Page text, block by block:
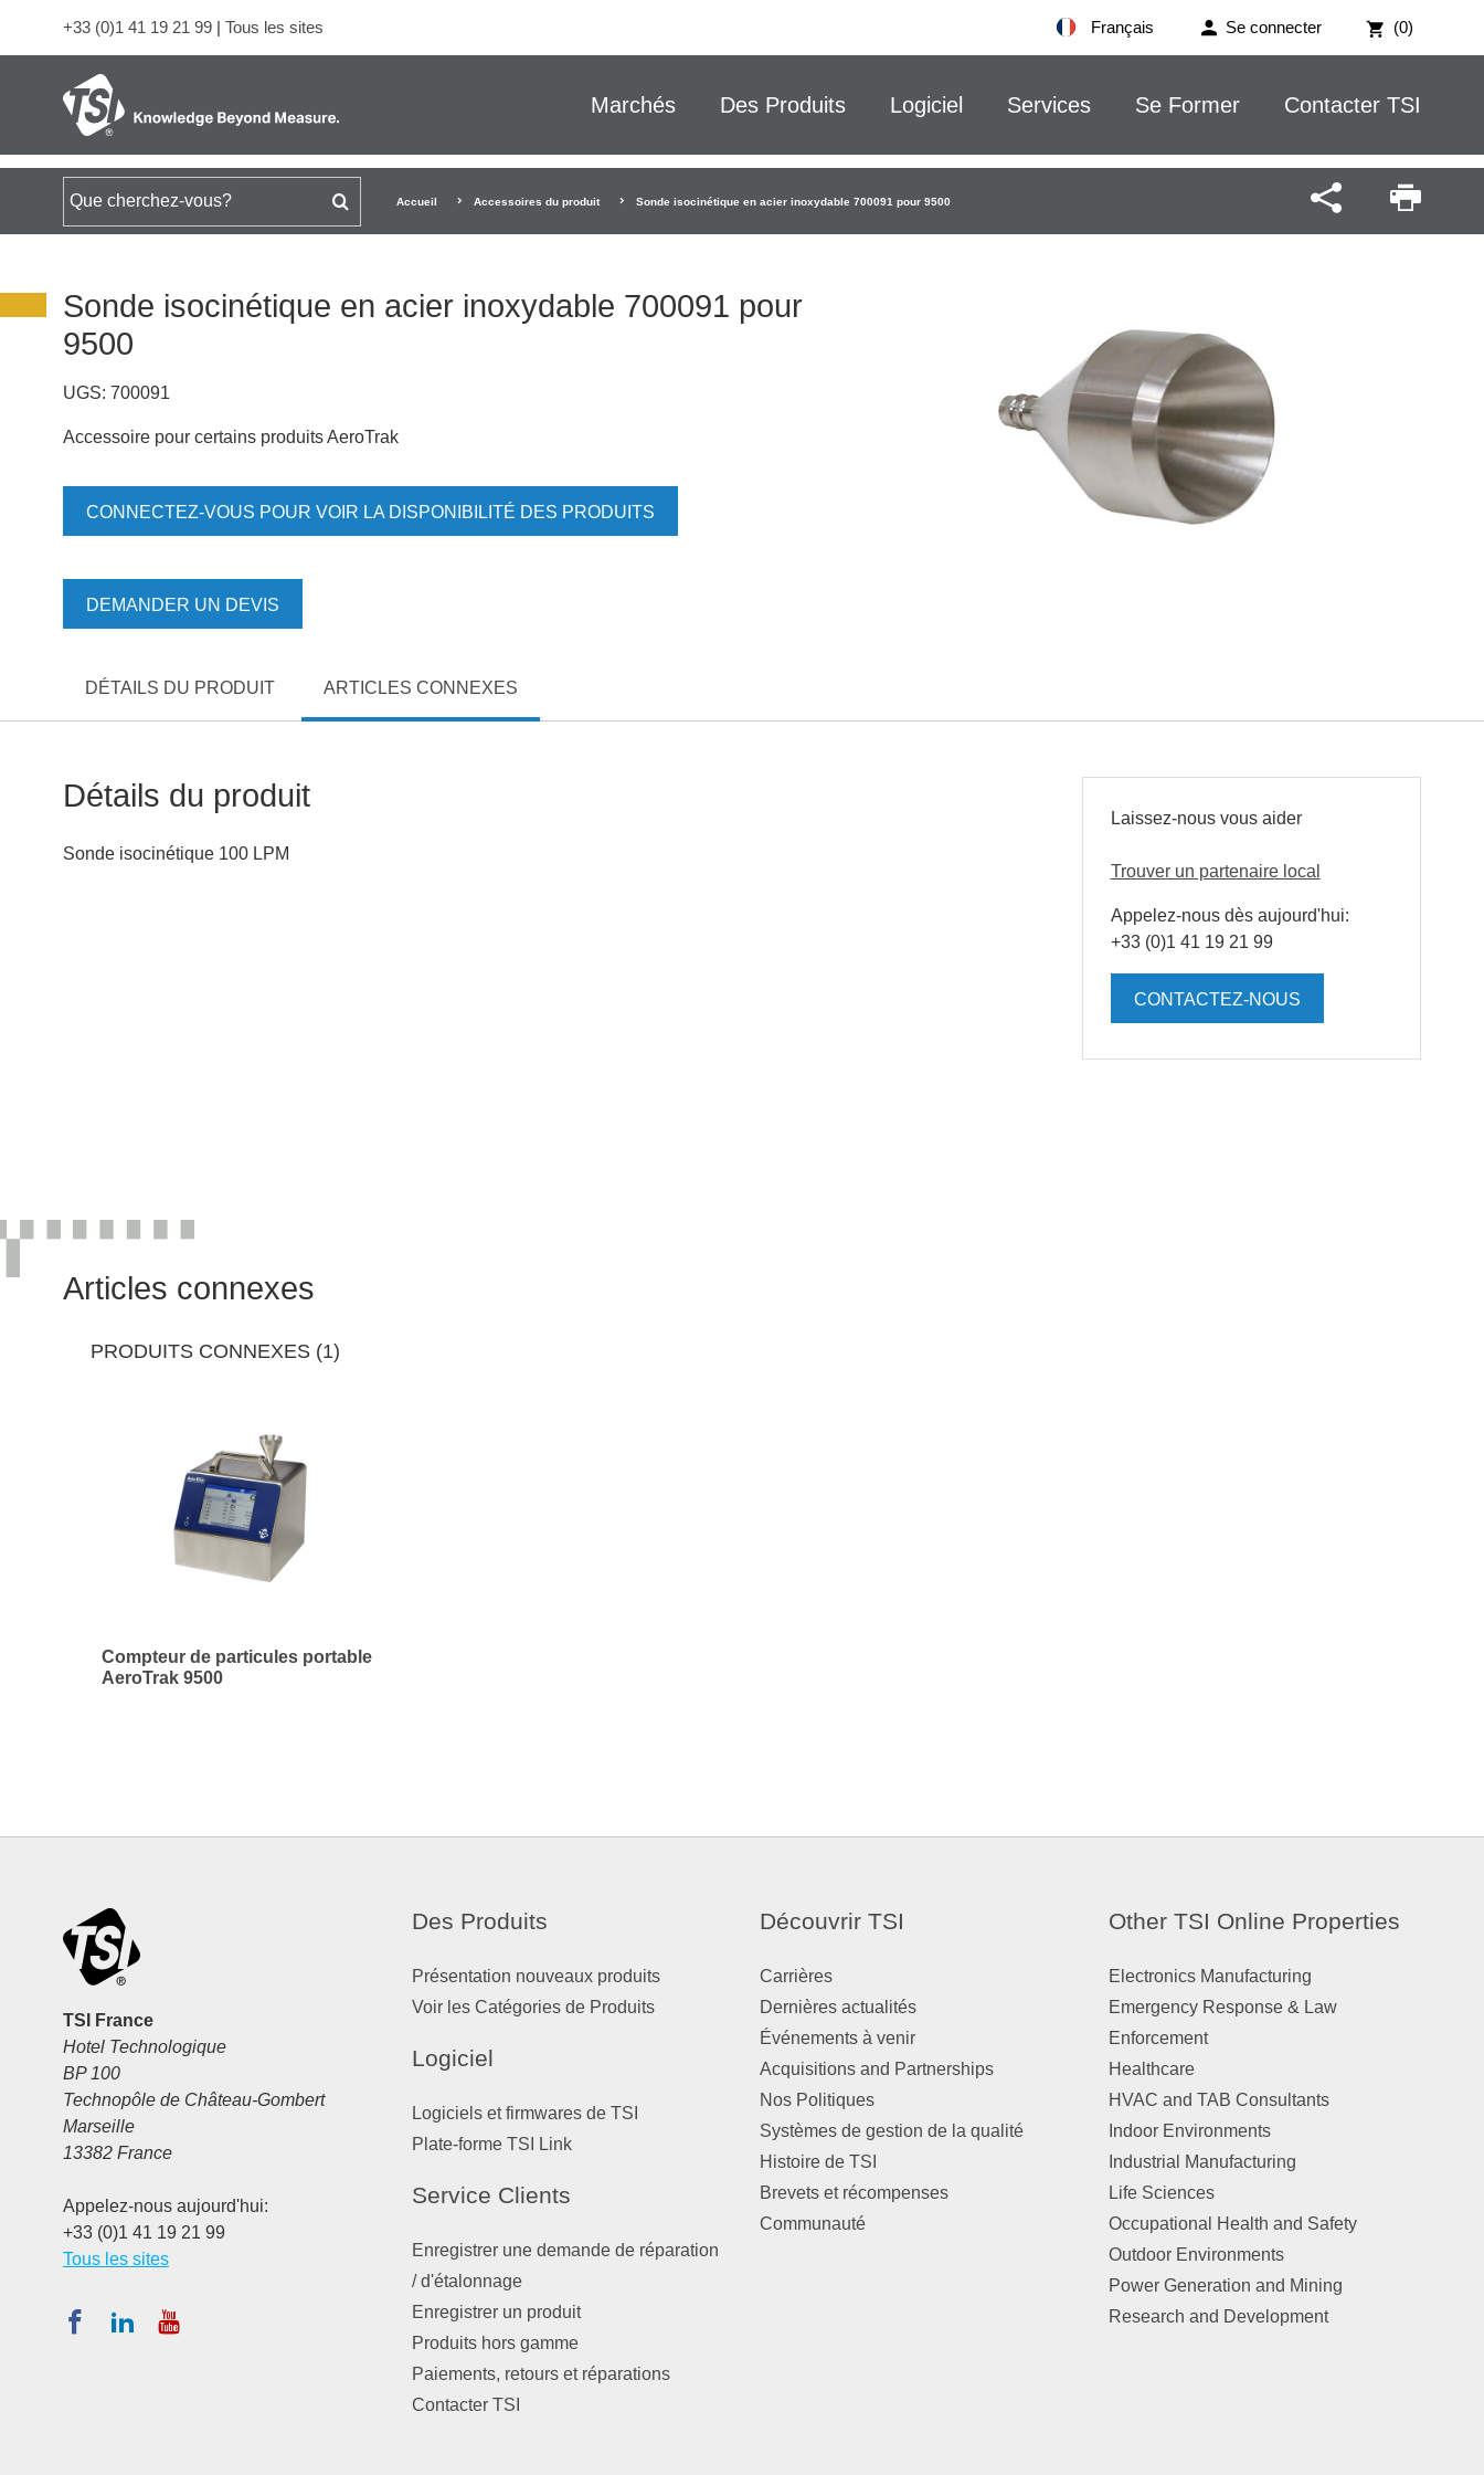
Se connecter (0)
+33 (0)1 41 19 21 99 | Tous les sites Français
Marchés Des Produits Logiciel Services Se Former Contacter TSI
Rechercher Accueil Accessoires du produit Sonde isocinétique en acier inoxydable 700091 pour 9500
Sonde isocinétique en acier inoxydable 700091 pour
9500
UGS: 700091
Accessoire pour certains produits AeroTrak
CONNECTEZ-VOUS POUR VOIR LA DISPONIBILITÉ DES PRODUITS
DEMANDER UN DEVIS
DÉTAILS DU PRODUIT ARTICLES CONNEXES
Détails du produit
Sonde isocinétique 100 LPM
Laissez-nous vous aider
Trouver un partenaire local
Appelez-nous dès aujourd'hui:
+33 (0)1 41 19 21 99
CONTACTEZ-NOUS
Articles connexes
PRODUITS CONNEXES (1)
Compteur de particules portable
AeroTrak 9500
TSI France
Hotel Technologique
BP 100
Technopôle de Château-Gombert
Marseille
13382 France
Appelez-nous aujourd'hui:
+33 (0)1 41 19 21 99
Tous les sites
Des Produits
Présentation nouveaux produits
Voir les Catégories de Produits
Logiciel
Logiciels et firmwares de TSI
Plate-forme TSI Link
Service Clients
Enregistrer une demande de réparation
/ d'étalonnage
Enregistrer un produit
Produits hors gamme
Paiements, retours et réparations
Contacter TSI
Découvrir TSI
Carrières
Dernières actualités
Événements à venir
Acquisitions and Partnerships
Nos Politiques
Systèmes de gestion de la qualité
Histoire de TSI
Brevets et récompenses
Communauté
Other TSI Online Properties
Electronics Manufacturing
Emergency Response & Law
Enforcement
Healthcare
HVAC and TAB Consultants
Indoor Environments
Industrial Manufacturing
Life Sciences
Occupational Health and Safety
Outdoor Environments
Power Generation and Mining
Research and Development